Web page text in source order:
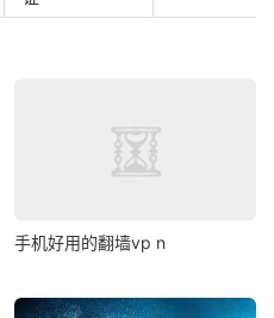
手机好用的翻墙vp n